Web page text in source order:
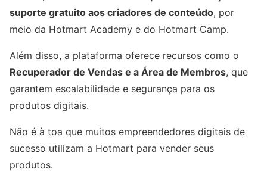
suporte gratuito aos criadores de conteúdo, por
meio da Hotmart Academy e do Hotmart Camp.
Além disso, a plataforma oferece recursos como o
Recuperador de Vendas e a Área de Membros, que
garantem escalabilidade e segurança para os
produtos digitais.
Não é à toa que muitos empreendedores digitais de
sucesso utilizam a Hotmart para vender seus
produtos.